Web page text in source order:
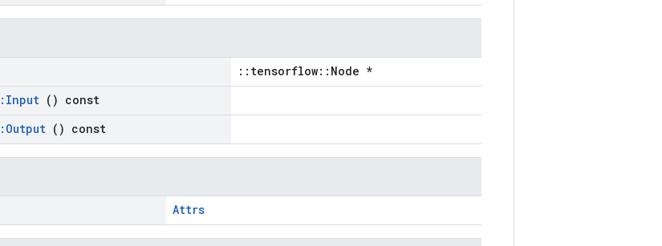
::tensorflow::Node *
Input () const
Output () const
Attrs